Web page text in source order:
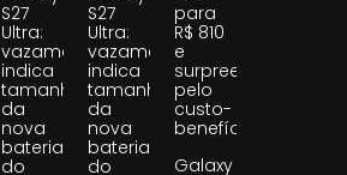
S27
Ultra:
vazamento
indica
tamanho
da
nova
bateria
do
S27
Ultra:
vazamento
indica
tamanho
da
nova
bateria
do
para
R$ 810
e
surpreende
pelo
custo-
benefício
Galaxy